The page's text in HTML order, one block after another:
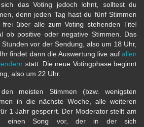
das Voting jedoch lohnt, solltest du
denn jeden Tag hast du fünf Stimmen
über alle zum Voting stehenden Titel
ob positive oder negative Stimmen. Das
vor der Sendung, also um 18 Uhr,
findet dann die Auswertung live auf allen
statt. Die neue Votingphase beginnt
also um 22 Uhr.
meisten Stimmen (bzw. wenigsten
in die nächste Woche, alle weiteren
1 Jahr gesperrt. Der Moderator stellt am
einen Song vor, der in der sich